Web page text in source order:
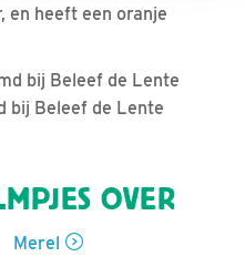
en heeft een oranje
bij Beleef de Lente
bij Beleef de Lente
OVER
Merel